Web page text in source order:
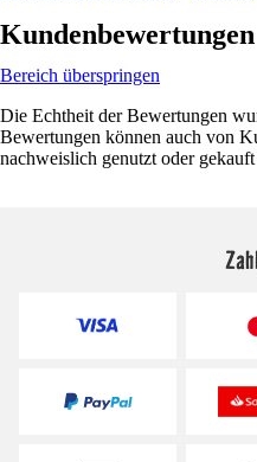
Kundenbewertungen
Bereich überspringen
Die Echtheit der Bewertungen
Bewertungen können auch von
nachweislich genutzt oder gekauft